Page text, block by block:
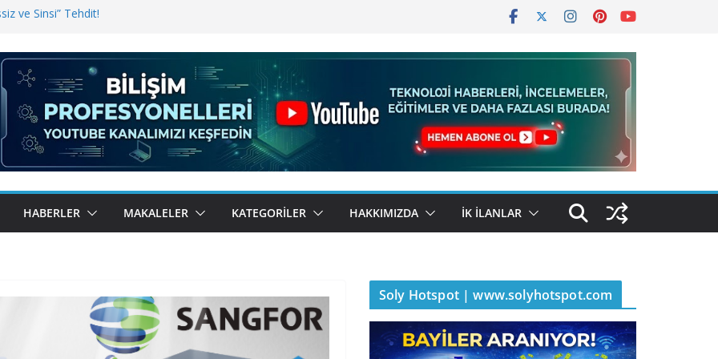
ve Sinsi” Tehdit!
Bugün BulutTahsilat’ta
Kemal Oral Tüm Sorularımızı
HABERLER MAKALELER KATEGORILER HAKKIMIZDA İK İLANLAR
Soly Hotspot | www.solyhotspot.com